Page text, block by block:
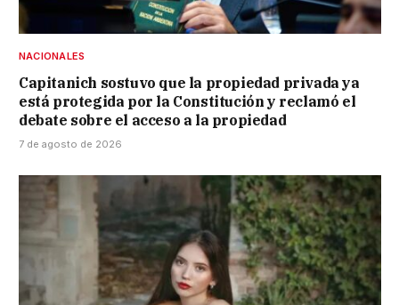
NACIONALES
Capitanich sostuvo que la propiedad privada ya
está protegida por la Constitución y reclamó el
debate sobre el acceso a la propiedad
7 de agosto de 2026